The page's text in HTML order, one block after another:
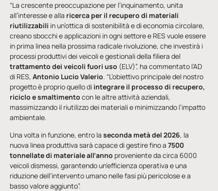
“La crescente preoccupazione per l’inquinamento, unita
all’interesse e alla ricerca per il recupero di materiali
riutilizzabili in un’ottica di sostenibilità e di economia circolare,
creano sbocchi e applicazioni in ogni settore e RES vuole essere
in prima linea nella prossima radicale rivoluzione, che investirà i
processi produttivi dei veicoli e gestionali della filiera del
trattamento dei veicoli fuori uso (ELV)”, ha commentato l’AD
di RES, Antonio Lucio Valerio. “L’obiettivo principale del nostro
progetto è proprio quello di integrare il processo di recupero,
riciclo e smaltimento con le altre attività aziendali,
massimizzando il riutilizzo dei materiali e minimizzando l’impatto
ambientale.
Una volta in funzione, entro la seconda metà del 2026, la
nuova linea produttiva sarà capace di gestire fino a 7500
tonnellate di materiale all’anno proveniente da circa 6000
veicoli dismessi, garantendo un’efficienza operativa e una
riduzione dell’intervento umano nelle fasi più pericolose e a
basso valore aggiunto”.